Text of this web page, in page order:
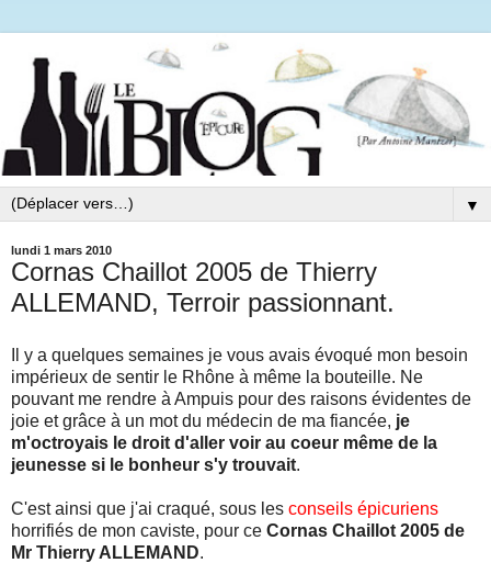
▼
lundi 1 mars 2010
Cornas Chaillot 2005 de Thierry
ALLEMAND, Terroir passionnant.
Il y a quelques semaines je vous avais évoqué mon besoin
impérieux de sentir le Rhône à même la bouteille. Ne
pouvant me rendre à Ampuis pour des raisons évidentes de
joie et grâce à un mot du médecin de ma fiancée, je
m'octroyais le droit d'aller voir au coeur même de la
jeunesse si le bonheur s'y trouvait.
C'est ainsi que j'ai craqué, sous les conseils épicuriens
horrifiés de mon caviste, pour ce Cornas Chaillot 2005 de
Mr Thierry ALLEMAND.